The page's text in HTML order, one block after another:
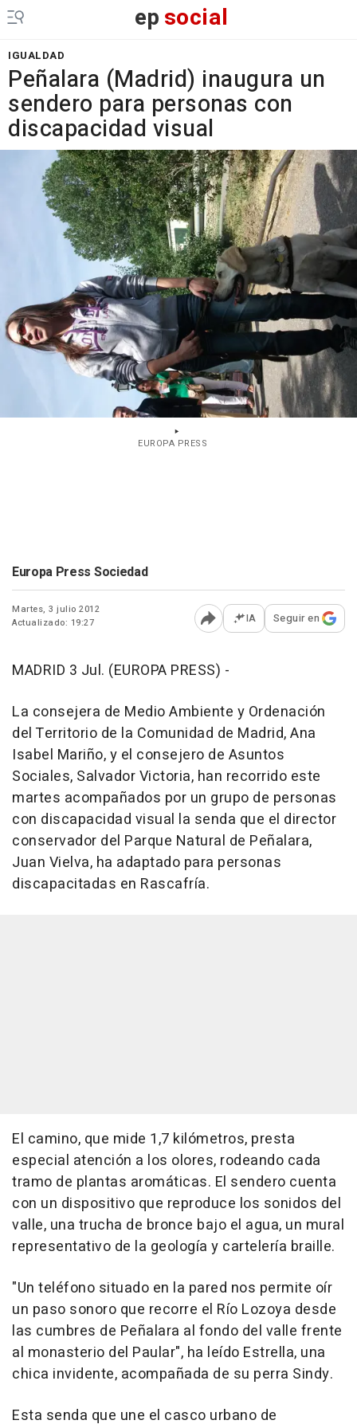
epsocial
IGUALDAD
Peñalara (Madrid) inaugura un
sendero para personas con
discapacidad visual
EUROPA PRESS
Europa Press Sociedad
Martes, 3 julio 2012
Actualizado: 19:27
Abrir opciones para
IA Seguir en
MADRID 3 Jul. (EUROPA PRESS) -
La consejera de Medio Ambiente y Ordenación
del Territorio de la Comunidad de Madrid, Ana
Isabel Mariño, y el consejero de Asuntos
Sociales, Salvador Victoria, han recorrido este
martes acompañados por un grupo de personas
con discapacidad visual la senda que el director
conservador del Parque Natural de Peñalara,
Juan Vielva, ha adaptado para personas
discapacitadas en Rascafría.
El camino, que mide 1,7 kilómetros, presta
especial atención a los olores, rodeando cada
tramo de plantas aromáticas. El sendero cuenta
con un dispositivo que reproduce los sonidos del
valle, una trucha de bronce bajo el agua, un mural
representativo de la geología y cartelería braille.
"Un teléfono situado en la pared nos permite oír
un paso sonoro que recorre el Río Lozoya desde
las cumbres de Peñalara al fondo del valle frente
al monasterio del Paular", ha leído Estrella, una
chica invidente, acompañada de su perra Sindy.
Esta senda que une el casco urbano de